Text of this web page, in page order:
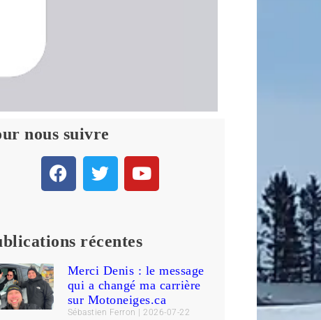
nous suivre
récentes
Merci Denis : le message
qui a changé ma carrière
sur Motoneiges.ca
Sébastien Ferron 2026-07-22